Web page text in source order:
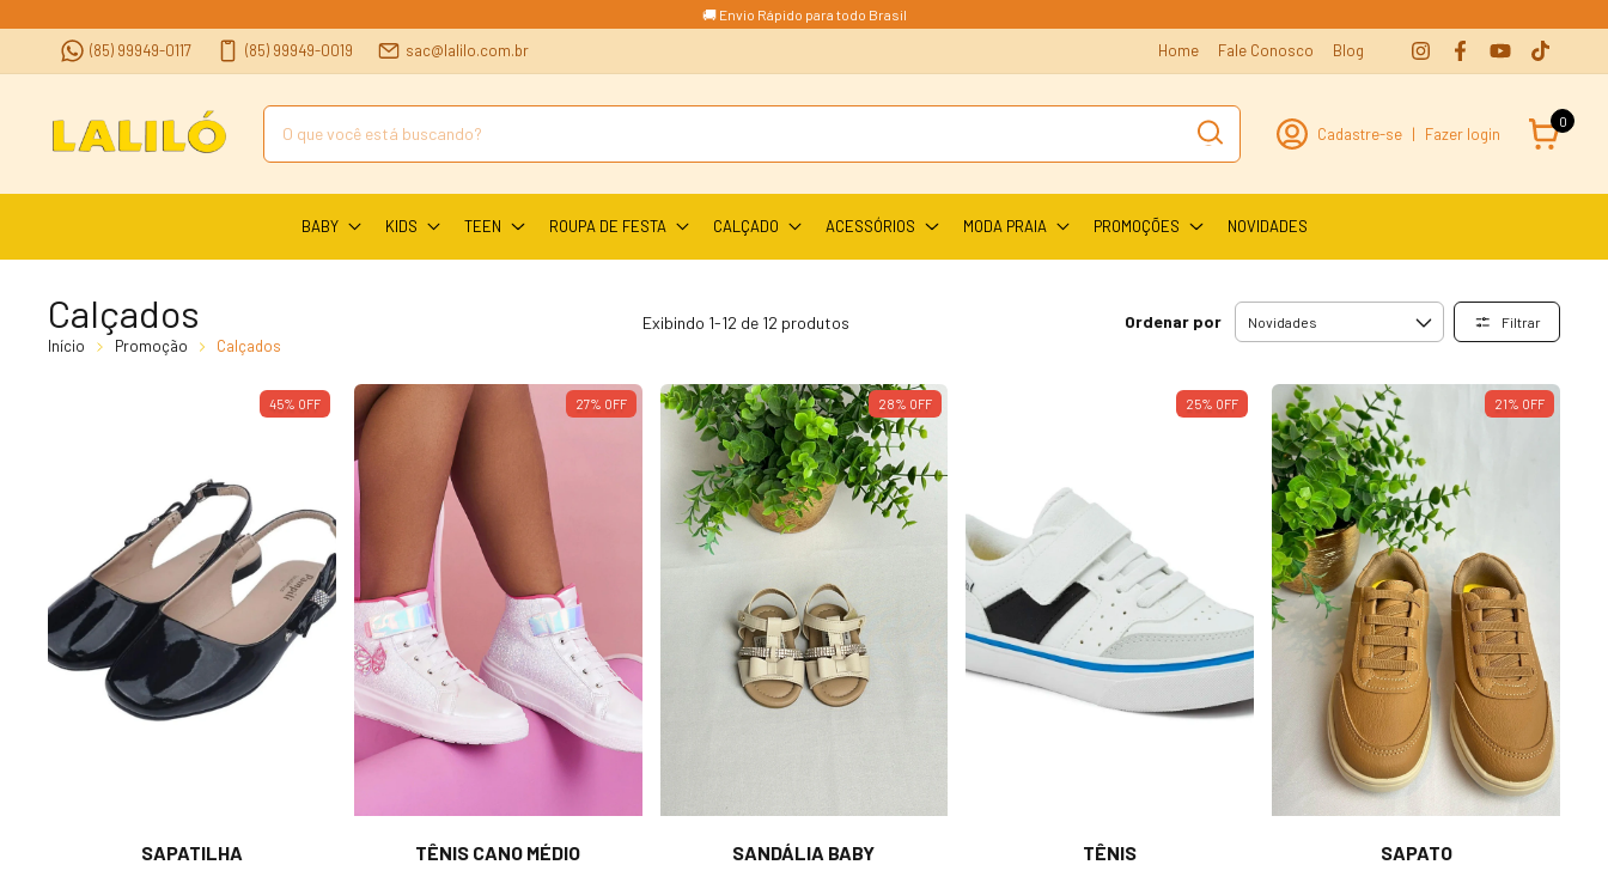
🚚 Envio Rápido para todo Brasil
(85) 99949-0117 (85) 99949-0019 sac@lalilo.com.br Home Fale Conosco Blog
Cadastre-se | Fazer login
0
BABY KIDS TEEN ROUPA DE FESTA CALÇADO ACESSÓRIOS MODA PRAIA PROMOÇÕES NOVIDADES
Calçados
Início Promoção Calçados
Exibindo 1-12 de 12 produtos Ordenar por Filtrar
45% OFF
SAPATILHA
27% OFF
TÊNIS CANO MÉDIO
28% OFF
SANDÁLIA BABY
25% OFF
TÊNIS
21% OFF
SAPATO